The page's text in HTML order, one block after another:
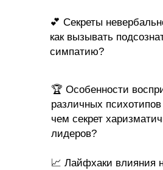
💕 Секреты
как вызывать
симпатию?
🏆 Особенности
различных
чем секрет
лидеров?
📈 Лайфхаки влияния